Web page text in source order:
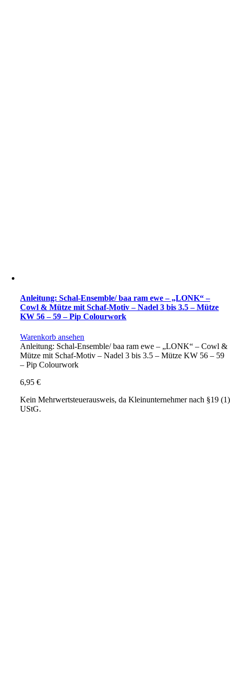
Anleitung: Schal-Ensemble/ baa ram ewe – „LONK“ –
Cowl & Mütze mit Schaf-Motiv – Nadel 3 bis 3.5 – Mütze
KW 56 – 59 – Pip Colourwork
Warenkorb ansehen
Anleitung: Schal-Ensemble/ baa ram ewe – „LONK“ – Cowl &
Mütze mit Schaf-Motiv – Nadel 3 bis 3.5 – Mütze KW 56 – 59
– Pip Colourwork
6,95€
Kein Mehrwertsteuerausweis, da Kleinunternehmer nach §19 (1)
UStG.